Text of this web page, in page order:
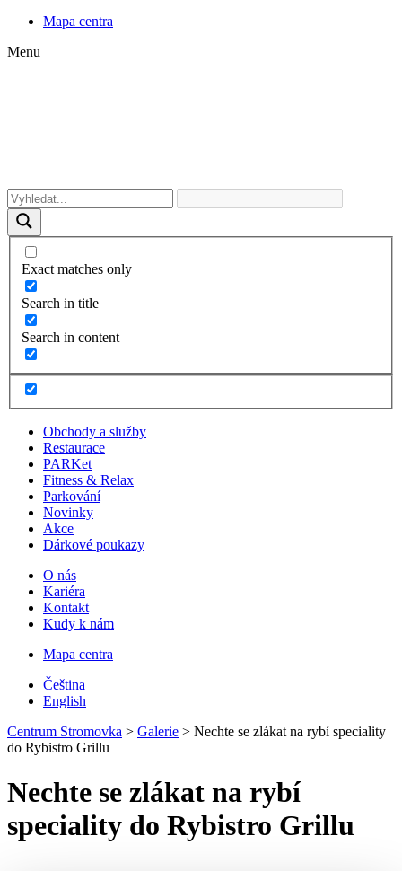
Mapa centra
Menu
Exact matches only
Search in title
Search in content
Obchody a služby
Restaurace
PARKet
Fitness & Relax
Parkování
Novinky
Akce
Dárkové poukazy
O nás
Kariéra
Kontakt
Kudy k nám
Mapa centra
Čeština
English
Centrum Stromovka > Galerie > Nechte se zlákat na rybí speciality
do Rybistro Grillu
Nechte se zlákat na rybí
speciality do Rybistro Grillu